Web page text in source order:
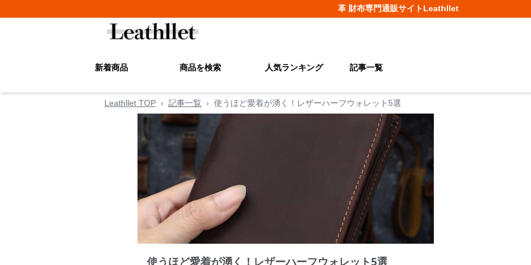
革 財布専門通販サイトLeathllet
新着商品 商品を検索 人気ランキング 記事一覧
Leathllet TOP › 記事一覧 › 使うほど愛着が湧く！レザーハーフウォレット5選
使うほど愛着が湧く！レザーハーフウォレット5選